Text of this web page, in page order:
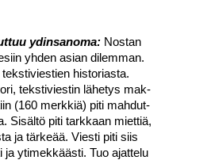
ydin­sa­no­ma: Nos­tan
yhden asian dilem­man.
his­to­rias­ta.
teks­ti­vies­tin lähe­tys mak­
(160 merk­kiä) piti mah­dut­
Sisäl­tö piti tark­kaan miet­tiä,
ja tär­ke­ää. Vies­ti piti siis
ja yti­mek­kääs­ti. Tuo ajat­te­lu